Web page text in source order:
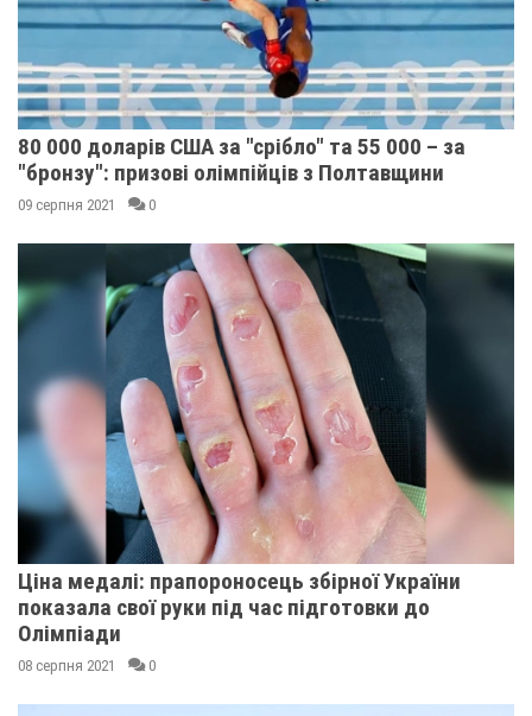
80 000 доларів США за "срібло" та 55 000 – за
"бронзу": призові олімпійців з Полтавщини
09 серпня 2021 0
Ціна медалі: прапороносець збірної України
показала свої руки під час підготовки до
Олімпіади
08 серпня 2021 0